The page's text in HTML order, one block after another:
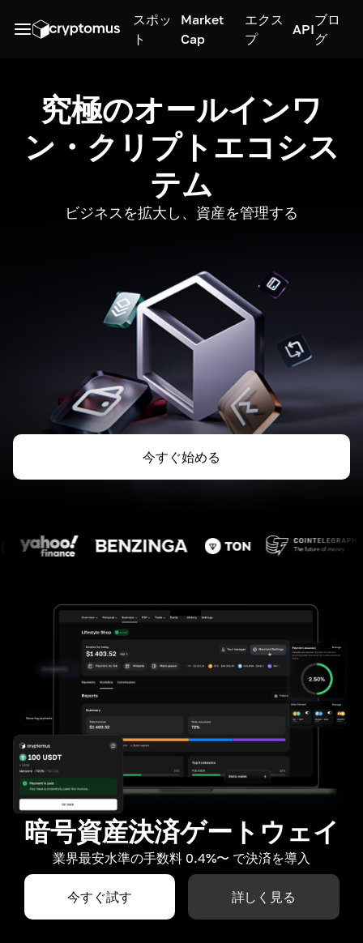
スポッ
ト
Market
Cap
エクス
プ
API
ブロ
グ
究極のオールインワ
ン・クリプトエコシス
テム
ビジネスを拡大し、資産を管理する
今すぐ始める
暗号資産決済ゲートウェイ
業界最安水準の手数料 0.4%〜 で決済を導入
今すぐ試す 詳しく見る